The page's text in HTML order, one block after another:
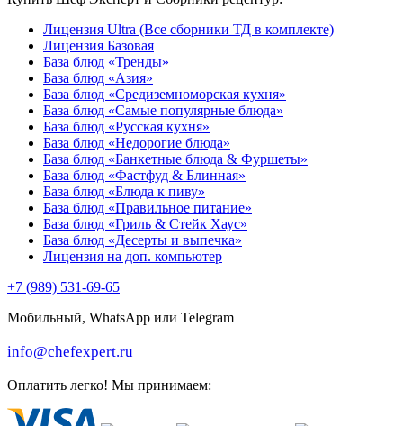
Лицензия Ultra (Все сборники ТД в комплекте)
Лицензия Базовая
База блюд «Тренды»
База блюд «Азия»
База блюд «Средиземноморская кухня»
База блюд «Самые популярные блюда»
База блюд «Русская кухня»
База блюд «Недорогие блюда»
База блюд «Банкетные блюда & Фуршеты»
База блюд «Фастфуд & Блинная»
База блюд «Блюда к пиву»
База блюд «Правильное питание»
База блюд «Гриль & Стейк Хаус»
База блюд «Десерты и выпечка»
Лицензия на доп. компьютер
+7 (989) 531-69-65
Мобильный, WhatsApp или Telegram
info@chefexpert.ru
Оплатить легко! Мы принимаем: